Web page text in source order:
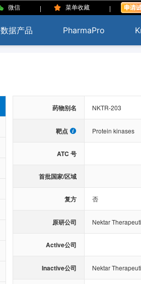
微信 | 菜单收藏 |
数据产品 PharmaPro
药物别名 NKTR-203
靶点 Protein kinases
ATC 号
首批国家/区域
复方 否
原研公司 Nektar
Active公司
Inactive公司 Nektar